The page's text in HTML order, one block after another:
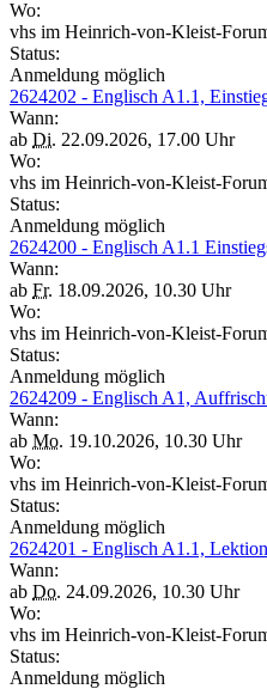
Wo:
vhs im Heinrich-von-Kleist-
Status:
Anmeldung möglich
2624202 - Englisch A1.1,
Wann:
ab Di. 22.09.2026, 17.00 Uhr
Wo:
vhs im Heinrich-von-Kleist-
Status:
Anmeldung möglich
2624200 - Englisch A1.1
Wann:
ab Fr. 18.09.2026, 10.30 Uhr
Wo:
vhs im Heinrich-von-Kleist-
Status:
Anmeldung möglich
2624209 - Englisch A1,
Wann:
ab Mo. 19.10.2026, 10.30 Uhr
Wo:
vhs im Heinrich-von-Kleist-
Status:
Anmeldung möglich
2624201 - Englisch A1.1,
Wann:
ab Do. 24.09.2026, 10.30 Uhr
Wo:
vhs im Heinrich-von-Kleist-
Status:
Anmeldung möglich